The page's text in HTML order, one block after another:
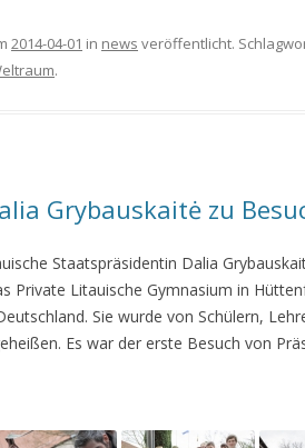
2014-04-01 in news veröffentlicht.
.
Grybauskaitė zu
Staatspräsidentin Dalia
Private Litauische Gymnasium in
Sie wurde von Schülern,
Es war der erste Besuch von